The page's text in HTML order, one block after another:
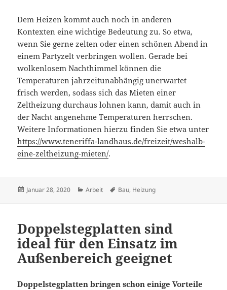
Dem Heizen kommt auch noch in anderen
Kontexten eine wichtige Bedeutung zu. So etwa,
wenn Sie gerne zelten oder einen schönen Abend in
einem Partyzelt verbringen wollen. Gerade bei
wolkenlosem Nachthimmel können die
Temperaturen jahrzeitunabhängig unerwartet
frisch werden, sodass sich das Mieten einer
Zeltheizung durchaus lohnen kann, damit auch in
der Nacht angenehme Temperaturen herrschen.
Weitere Informationen hierzu finden Sie etwa unter
https://www.teneriffa-landhaus.de/freizeit/weshalb-
eine-zeltheizung-mieten/.
Veröffentlicht
Januar 28, 2020 Kategorien
Arbeit Schlagwörter
Bau, Heizung
Doppelstegplatten sind
ideal für den Einsatz im
Außenbereich geeignet
Doppelstegplatten bringen schon einige Vorteile